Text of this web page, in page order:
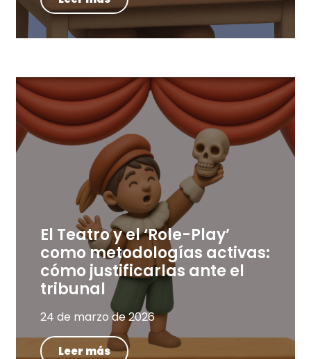
El Teatro y el ‘Role-Play’
como metodologías activas:
cómo justificarlas ante el
tribunal
24 de marzo de 2026
Leer más